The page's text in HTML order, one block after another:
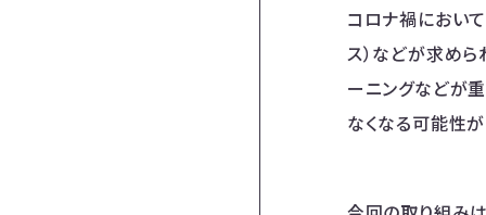
コロナ禍におい
ス）などが求め
ーニングなどが
なくなる可能性